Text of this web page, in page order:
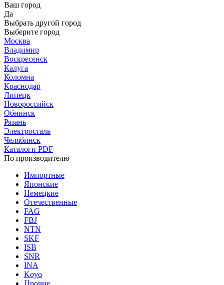
Ваш город
Да
Выбрать другой город
Выберите город
Москва
Владимир
Воскресенск
Калуга
Коломна
Краснодар
Липецк
Новороссийск
Обнинск
Рязань
Электросталь
Челябинск
Каталоги PDF
По производителю
Импортные
Японские
Немецкие
Отечественные
FAG
FBJ
NTN
SKF
ISB
SNR
INA
Koyo
Прочие